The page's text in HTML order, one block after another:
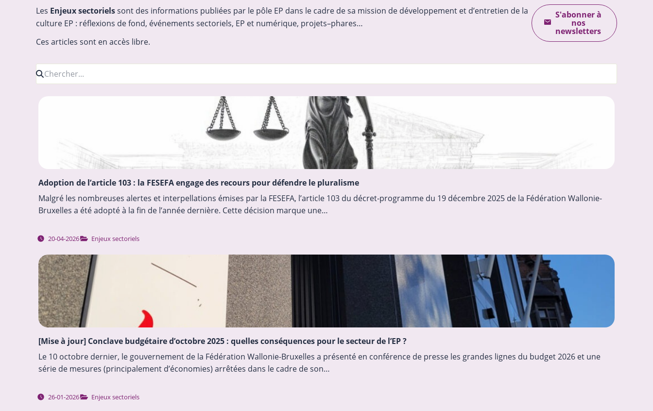
Les Enjeux sectorielssont des informations publiées par le pôle EP dans le cadre de sa mission de développement et d’entretien de la
culture EP : réflexions de fond, événements sectoriels, EP et numérique, projets–phares…
Ces articles sont en accès libre.
S'abonner à
nos
newsletters
Adoption de l’article 103 : la FESEFA engage des recours pour défendre le pluralisme
Malgré les nombreuses alertes et interpellations émises par la FESEFA, l’article 103 du décret-programme du 19 décembre 2025 de la Fédération Wallonie-
Bruxelles a été adopté à la fin de l’année dernière. Cette décision marque une…
20-04-2026 Enjeux sectoriels
[Mise à jour] Conclave budgétaire d’octobre 2025 : quelles conséquences pour le secteur de l’EP ?
Le 10 octobre dernier, le gouvernement de la Fédération Wallonie-Bruxelles a présenté en conférence de presse les grandes lignes du budget 2026 et une
série de mesures (principalement d’économies) arrêtées dans le cadre de son…
26-01-2026 Enjeux sectoriels